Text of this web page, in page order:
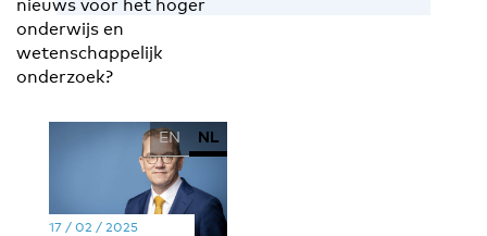
nieuws voor het hoger
onderwijs en
wetenschappelijk
onderzoek?
EN NL
17 / 02 / 2025